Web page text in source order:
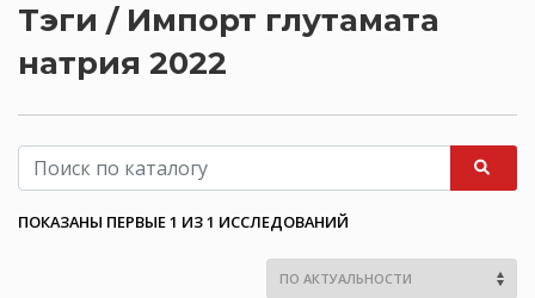
Тэги / Импорт глутамата
натрия 2022
ПОКАЗАНЫ ПЕРВЫЕ 1 ИЗ 1 ИССЛЕДОВАНИЙ